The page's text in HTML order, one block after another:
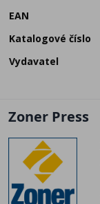
EAN
Katalogové číslo
Vydavatel
Zoner Press